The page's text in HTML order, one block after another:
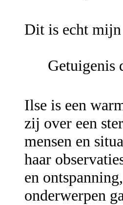
Dit is echt
Getuigenis
Ilse is een
zij over een
mensen en
haar
en
onderwerpen